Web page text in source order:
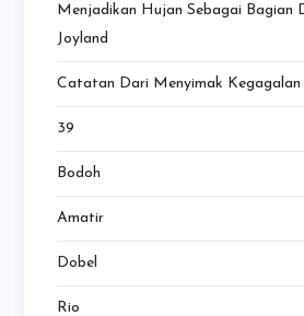
Menjadikan Hujan Sebagai Bagian
Joyland
Catatan Dari Menyimak Kegagalan
39
Bodoh
Amatir
Dobel
Rio